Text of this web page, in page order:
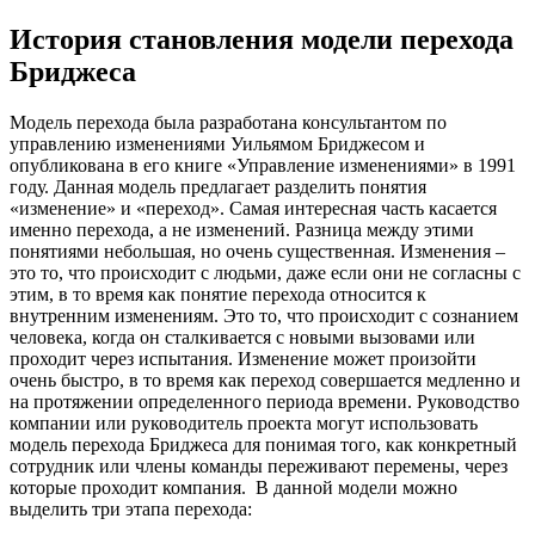
История становления модели перехода
Бриджеса
Модель перехода была разработана консультантом по
управлению изменениями Уильямом Бриджесом и
опубликована в его книге «Управление изменениями» в 1991
году. Данная модель предлагает разделить понятия
«изменение» и «переход». Самая интересная часть касается
именно перехода, а не изменений. Разница между этими
понятиями небольшая, но очень существенная. Изменения –
это то, что происходит с людьми, даже если они не согласны с
этим, в то время как понятие перехода относится к
внутренним изменениям. Это то, что происходит с сознанием
человека, когда он сталкивается с новыми вызовами или
проходит через испытания. Изменение может произойти
очень быстро, в то время как переход совершается медленно и
на протяжении определенного периода времени. Руководство
компании или руководитель проекта могут использовать
модель перехода Бриджеса для понимая того, как конкретный
сотрудник или члены команды переживают перемены, через
которые проходит компания. В данной модели можно
выделить три этапа перехода: